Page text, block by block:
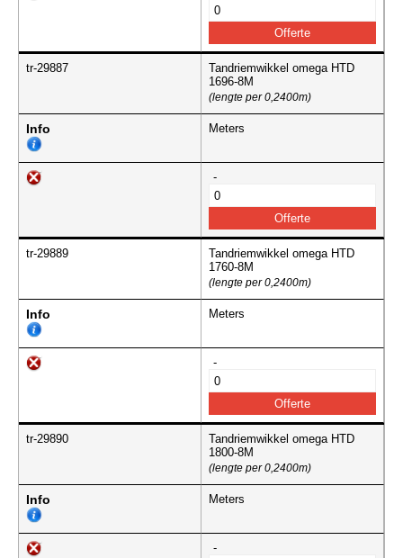
tr-29887
Tandriemwikkel omega HTD
1696-8M
(lengte per 0,2400m)
Info Meters
-
tr-29889
Tandriemwikkel omega HTD
1760-8M
(lengte per 0,2400m)
Info Meters
-
tr-29890
Tandriemwikkel omega HTD
1800-8M
(lengte per 0,2400m)
Info Meters
-